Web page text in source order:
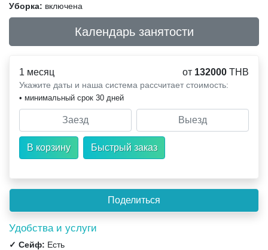
Уборка: включена
Календарь занятости
1 месяц от 132000 THB
Укажите даты и наша система рассчитает стоимость:
• минимальный срок 30 дней
Удобства и услуги
✓ Сейф: Есть